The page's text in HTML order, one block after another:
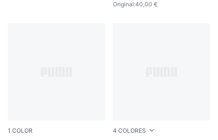
Original:40,00 €
1 COLOR 4 COLORES